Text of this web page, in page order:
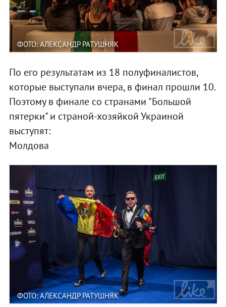
ФОТО: АЛЕКСАНДР РАТУШНЯК
По его результатам из 18 полуфиналистов,
которые выступали вчера, в финал прошли 10.
Поэтому в финале со странами "Большой
пятерки" и страной-хозяйкой Украиной
выступят:
Молдова
ФОТО: АЛЕКСАНДР РАТУШНЯК